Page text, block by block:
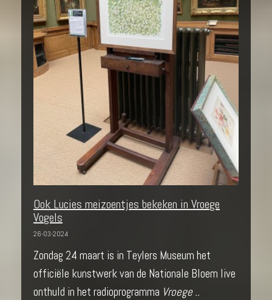
Ook Lucies meizoentjes bekeken in Vroege
Vogels
26-03-2024
Zondag 24 maart is in Teylers Museum het
officiële kunstwerk van de Nationale Bloem live
onthuld in het radioprogramma Vroege ..